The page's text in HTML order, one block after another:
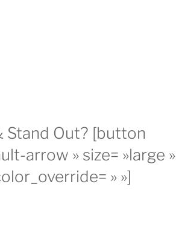
Stand Out? [button
arrow » size= »large »
» »]